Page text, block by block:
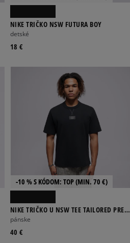
NIKE TRIČKO NSW FUTURA BOY
detské
18 €
-10 % S KÓDOM: TOP (MIN. 70 €)
NIKE TRIČKO U NSW TEE TAILORED PREM
PATCH
pánske
40 €